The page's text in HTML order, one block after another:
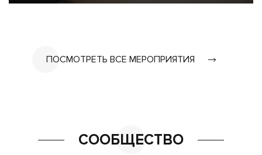
ПОСМОТРЕТЬ ВСЕ МЕРОПРИЯТИЯ
СООБЩЕСТВО